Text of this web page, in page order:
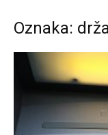
Oznaka: